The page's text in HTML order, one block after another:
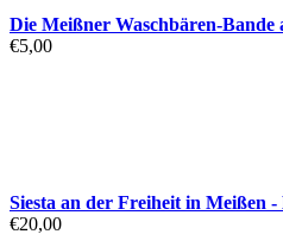
Die Meißner Waschbären-
€5,00
Siesta an der Freiheit in Meißen
€20,00